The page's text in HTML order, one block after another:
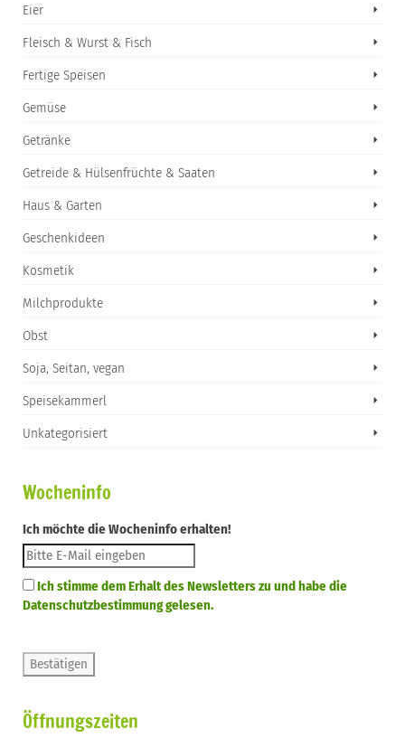
Eier
Fleisch & Wurst & Fisch
Fertige Speisen
Gemüse
Getränke
Getreide & Hülsenfrüchte & Saaten
Haus & Garten
Geschenkideen
Kosmetik
Milchprodukte
Obst
Soja, Seitan, vegan
Speisekammerl
Unkategorisiert
Wocheninfo
Ich möchte die Wocheninfo erhalten!
Ich stimme dem Erhalt des Newsletters zu und habe die
Datenschutzbestimmung gelesen.
Öffnungszeiten